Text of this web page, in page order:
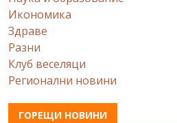
Икономика
Здраве
Разни
Клуб веселяци
Регионални новини
ГОРЕЩИ НОВИНИ